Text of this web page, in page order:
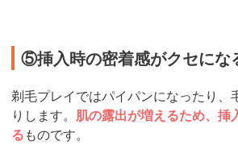
⑤挿入時の密着感がクセにな
剃毛プレイではパイパンになったり、
りします。 肌の露出が増えるため、挿
るものです。